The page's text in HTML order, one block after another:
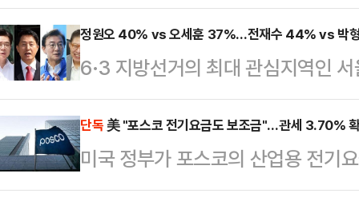
을 기준으로 정해졌다.외벌이 가
▲2인 가구 14만 원 ▲3인 가구 26
원금을 받는다.지역가입자는 ▲1
가구 …
가 꼽히고 있지만 정치권에서는 가
나타났다. 결국 3자 구도로 선거가
를 달리고 있는 하정우 더불어민주
이 나온다.여론조사 기관인 '여론
100% ARS 방식으로 설문한 결과
궐선거 3파전에서 하정우 민주당
32.2%의 지지를 …
정원오 40% vs 오세훈 37%…전재수 44% vs 박
6·3 지방선거의 최대 관심지역인
당과 국민의힘 후보가 초접전을 벌
다.여론조사 기관 메트릭스가 조선
권자 800명을 대상으로 무선
결과, 서울시장 후보 지지도는 정
단독 美 "포스코 전기요금도 보조금"…관세 3.70%
미국 정부가 포스코의 산업용 전기
사실상 ‘보조금’으로 판단하고 상